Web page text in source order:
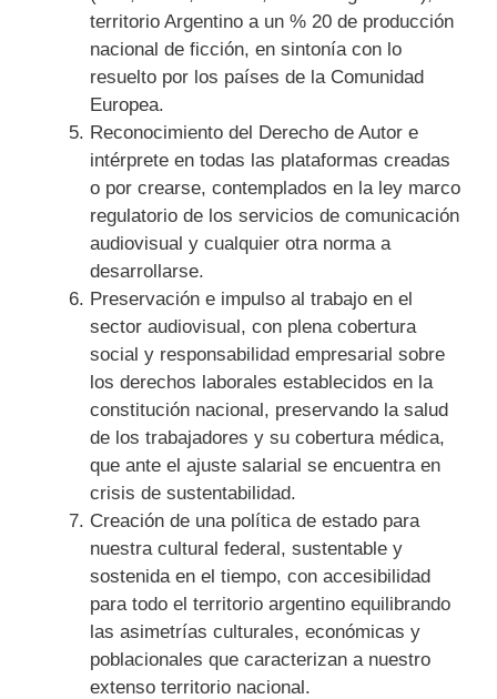
territorio Argentino a un % 20 de producción
nacional de ficción, en sintonía con lo
resuelto por los países de la Comunidad
Europea.
Reconocimiento del Derecho de Autor e
intérprete en todas las plataformas creadas
o por crearse, contemplados en la ley marco
regulatorio de los servicios de comunicación
audiovisual y cualquier otra norma a
desarrollarse.
Preservación e impulso al trabajo en el
sector audiovisual, con plena cobertura
social y responsabilidad empresarial sobre
los derechos laborales establecidos en la
constitución nacional, preservando la salud
de los trabajadores y su cobertura médica,
que ante el ajuste salarial se encuentra en
crisis de sustentabilidad.
Creación de una política de estado para
nuestra cultural federal, sustentable y
sostenida en el tiempo, con accesibilidad
para todo el territorio argentino equilibrando
las asimetrías culturales, económicas y
poblacionales que caracterizan a nuestro
extenso territorio nacional.